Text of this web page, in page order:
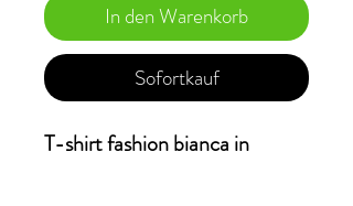
In den Warenkorb
Sofortkauf
T-shirt fashion bianca in